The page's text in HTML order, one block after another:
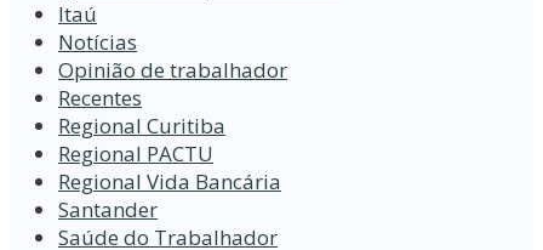
Itaú
Notícias
Opinião de trabalhador
Recentes
Regional Curitiba
Regional PACTU
Regional Vida Bancária
Santander
Saúde do Trabalhador